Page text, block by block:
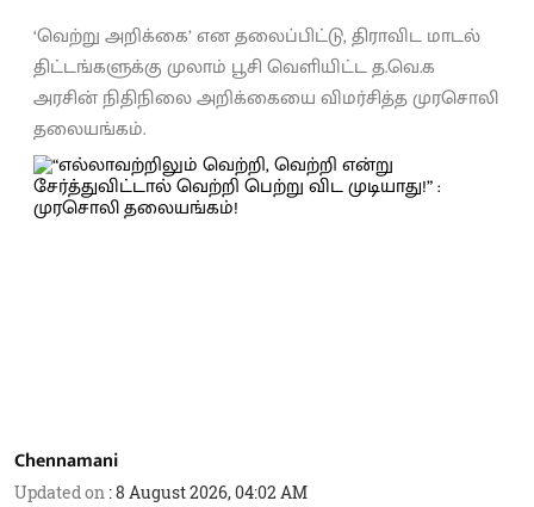
‘வெற்று அறிக்கை’ என தலைப்பிட்டு, திராவிட மாடல்
திட்டங்களுக்கு முலாம் பூசி வெளியிட்ட த.வெ.க
அரசின் நிதிநிலை அறிக்கையை விமர்சித்த முரசொலி
தலையங்கம்.
Chennamani
Updated on :8 August 2026, 04:02 AM